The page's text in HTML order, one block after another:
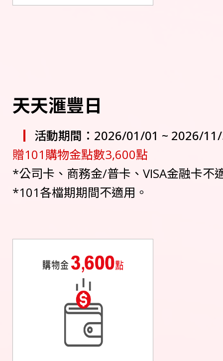
天天滙豐日
活動期間：2026/01/01 ~ 2026/
贈101購物金點數3,600點
*公司卡、商務金/普卡、VISA金融卡不
*101各檔期期間不適用。